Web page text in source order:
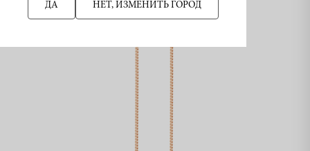
ДА НЕТ, ИЗМЕНИТЬ ГОРОД